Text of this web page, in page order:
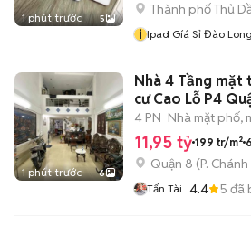
1 phút trước 5
Thành phố Thủ
i Ipad Gíá Sỉ Đào Long
1 phút trước 6
Nhà 4 Tầng mặt
cư Cao Lỗ P4
4 PN Nhà mặt phố,
11,95 tỷ 199 tr/m²
Quận 8 (P.
Tấn Tài 4.4 5 đã